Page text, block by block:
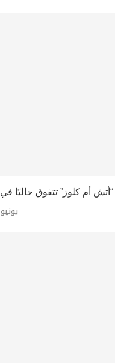
“أتش أم كلوز” تتفوق حاليًا
يونيو 18,